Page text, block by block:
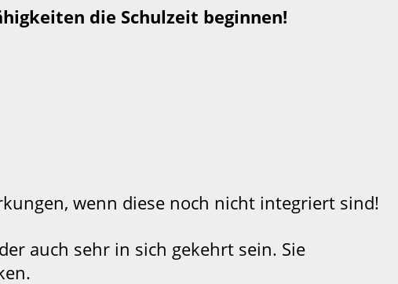
die Schulzeit beginnen!
wenn diese noch nicht integriert sind!
auch sehr in sich gekehrt sein. Sie